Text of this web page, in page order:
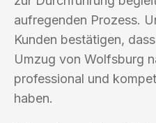
aufregenden Prozess.
Kunden bestätigen,
Umzug von Wolfsburg
professional und
haben.